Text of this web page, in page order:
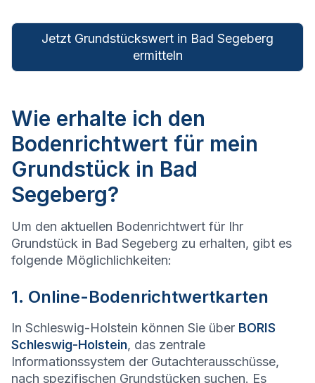
Jetzt Grundstückswert in Bad Segeberg
ermitteln
Wie erhalte ich den
Bodenrichtwert für mein
Grundstück in Bad
Segeberg?
Um den aktuellen Bodenrichtwert für Ihr
Grundstück in Bad Segeberg zu erhalten, gibt es
folgende Möglichlichkeiten:
1. Online-Bodenrichtwertkarten
In Schleswig-Holstein können Sie über BORIS
Schleswig-Holstein, das zentrale
Informationssystem der Gutachterausschüsse,
nach spezifischen Grundstücken suchen. Es